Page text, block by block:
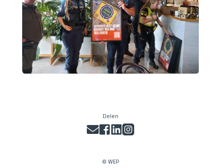
Delen
© WEP